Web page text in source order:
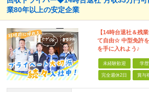
業80年以上の安定企業
【14時台退社＆残
て自由☆ 中型免許
を手に入れよう♪
未経験歓迎 学
完全週休2日 賞与